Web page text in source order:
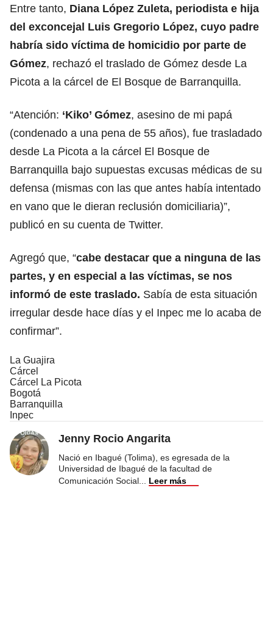
Entre tanto, Diana López Zuleta, periodista e hija
del exconcejal Luis Gregorio López, cuyo padre
habría sido víctima de homicidio por parte de
Gómez, rechazó el traslado de Gómez desde La
Picota a la cárcel de El Bosque de Barranquilla.
“Atención: ‘Kiko’ Gómez, asesino de mi papá
(condenado a una pena de 55 años), fue trasladado
desde La Picota a la cárcel El Bosque de
Barranquilla bajo supuestas excusas médicas de su
defensa (mismas con las que antes había intentado
en vano que le dieran reclusión domiciliaria)”,
publicó en su cuenta de Twitter.
Agregó que, “cabe destacar que a ninguna de las
partes, y en especial a las víctimas, se nos
informó de este traslado. Sabía de esta situación
irregular desde hace días y el Inpec me lo acaba de
confirmar”.
La Guajira
Cárcel
Cárcel La Picota
Bogotá
Barranquilla
Inpec
Jenny Rocio Angarita
Nació en Ibagué (Tolima), es egresada de la
Universidad de Ibagué de la facultad de
Comunicación Social
Leer más